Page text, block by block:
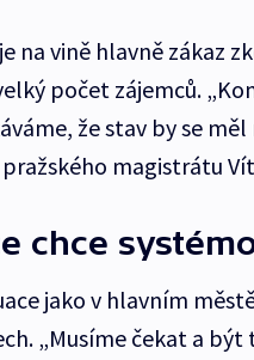
na vině hlavně zákaz
počet zájemců.
že stav by se
magistrátu
chce
jako v hlavním
„Musíme čekat a